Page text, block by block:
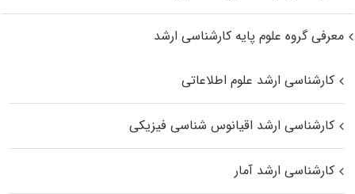
معرفی گروه علوم پایه کارشناسی ارشد
کارشناسی ارشد علوم اطلاعاتی
کارشناسی ارشد اقیانوس‌ شناسی فیزیکی
کارشناسی ارشد آمار